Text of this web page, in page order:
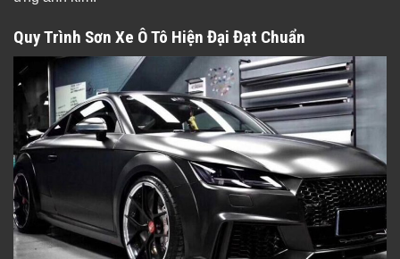
Quy Trình Sơn Xe Ô Tô Hiện Đại Đạt Chuẩn